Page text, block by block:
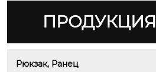
ПРОДУКЦИЯ
Рюкзак, Ранец